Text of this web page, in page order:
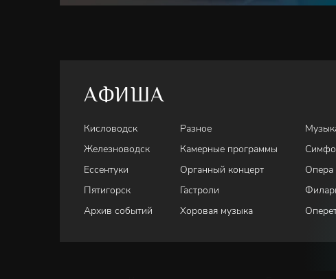
АФИША
Кисловодск
Железноводск
Ессентуки
Пятигорск
Архив событий
Разное
Камерные программы
Органный концерт
Гастроли
Хоровая музыка
Опера